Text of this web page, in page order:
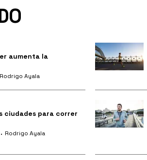
aumenta la
Rodrigo Ayala
ciudades para correr
· Rodrigo Ayala